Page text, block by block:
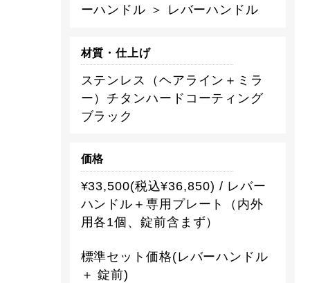
ーハンドル ＞ レバーハンドル
材質・仕上げ
ステンレス（ヘアライン＋ミラ
ー）チタンハードコーティング
ブラック
価格
¥33,500(税込¥36,850) / レバー
ハンドル＋専用プレート（内外
用各1個、錠前含まず）
標準セット価格(レバーハンドル
＋ 錠前)